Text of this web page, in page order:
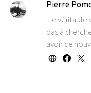
Pierre
'Le véritable
pas à
avoir de